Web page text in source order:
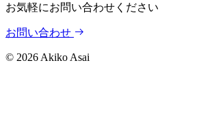
お気軽にお問い合わせください
お問い合わせ
© 2026 Akiko Asai